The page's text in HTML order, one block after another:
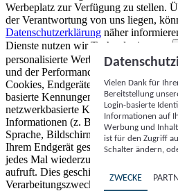
Werbeplatz zur Verfügung zu stellen.
der Verantwortung von uns liegen,
Datenschutzerklärung näher
Dienste nutzen wir Technologien von
personalisierte Werbung und Inhalte,
und der Performance von Inhalten
Cookies, Endgeräte- oder ähnliche
basierte Kennungen, zufällig
netzwerkbasierte Kennungen) können
Informationen (z. B. Browsertyp und
Sprache, Bildschirmgröße,
Ihrem Endgerät gespeichert oder von
jedes Mal wiederzuerkennen, wenn es
aufruft. Dies geschieht für einen oder
Verarbeitungszwecke.
Vielen Dank für
Bereitstellung
Login-basierte
Informationen auf
Werbung und
ist für den Zugriff
Schalter ändern,
ZWECKE